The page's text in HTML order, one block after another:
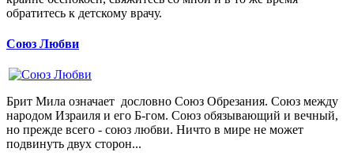
обратитесь к детскому врачу.
Союз Любви
Брит Мила означает дословно Союз Обрезания. Союз между
народом Израиля и его Б-гом. Союз обязывающий и вечный,
но прежде всего - союз любви. Ничто в мире не может
подвинуть двух сторон...